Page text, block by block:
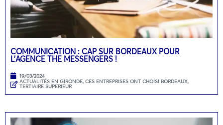
COMMUNICATION : CAP SUR BORDEAUX POUR
L’AGENCE THE MESSENGERS !
19/03/2024
ACTUALITÉS EN GIRONDE, CES ENTREPRISES ONT CHOISI BORDEAUX,
TERTIAIRE SUPERIEUR